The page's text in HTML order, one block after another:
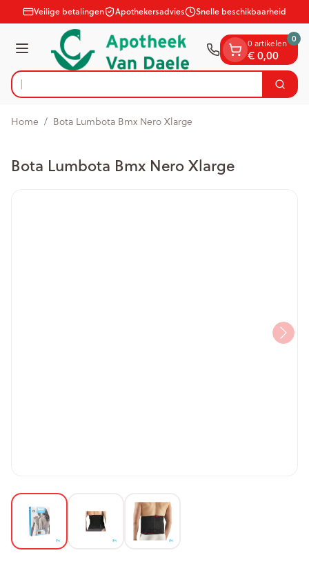
Ga naar de inhoud
1 van 1Veilige betalingen Apothekersadvies Snelle beschikbaarheid
Menu
Product, merk, categorie...
Op Zoek
0 artikelen
€ 0,00
0
Home / Bota Lumbota Bmx Nero Xlarge
Bota Lumbota Bmx Nero Xlarge
View larger imageView larger imageView larger image